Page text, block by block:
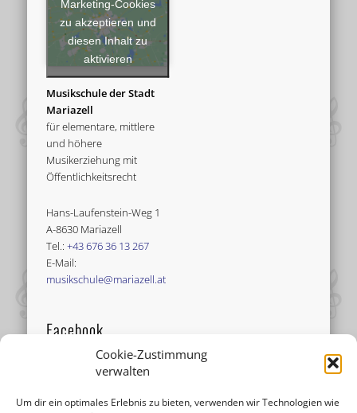
Cookie-Zustimmung
verwalten
Um dir ein optimales Erlebnis zu bieten, verwenden wir Technologien wie
Marketing-Cookies
zu akzeptieren und
diesen Inhalt zu
aktivieren
Musikschule der Stadt
Mariazell
für elementare, mittlere
und höhere
Musikerziehung mit
Öffentlichkeitsrecht
Hans-Laufenstein-Weg 1
A-8630 Mariazell
Tel.:+43 676 36 13 267
E-Mail:
musikschule@mariazell.at
Facebook